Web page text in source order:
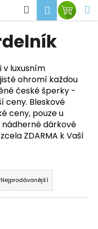
Hledat
v luxusním
ohromí každou
české šperky -
ceny. Bleskové
ceny, pouze u
nádherné dárkové
ZDARMA k Vaší
Nejprodávanější